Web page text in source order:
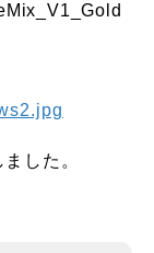
した。